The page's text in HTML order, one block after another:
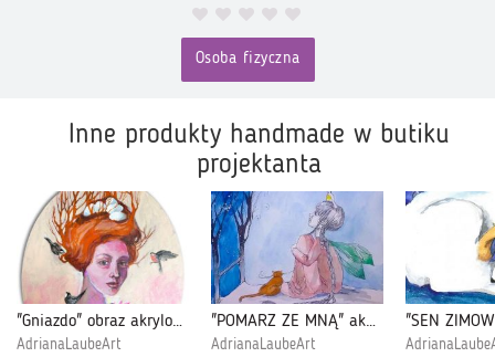
Osoba fizyczna
Inne produkty handmade w butiku
projektanta
"Gniazdo" obraz akrylowy na płótnie owalnym artystki Adriany Laube - magiczny portret
AdrianaLaubeArt
"POMARZ ZE MNĄ" akwarela artystki A. Laube
AdrianaLaubeArt